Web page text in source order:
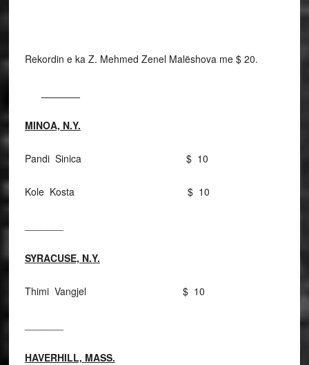
Rekordin e ka Z. Mehmed Zenel Malëshova me $ 20.
MINOA, N.Y.
Pandi Sinica $ 10
Kole Kosta $ 10
SYRACUSE, N.Y.
Thimi Vangjel $ 10
HAVERHILL, MASS.